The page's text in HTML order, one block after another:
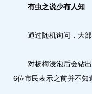
有虫之说少有人知
通过随机询问，大部
对杨梅浸泡后会钻出
6位市民表示之前并不知